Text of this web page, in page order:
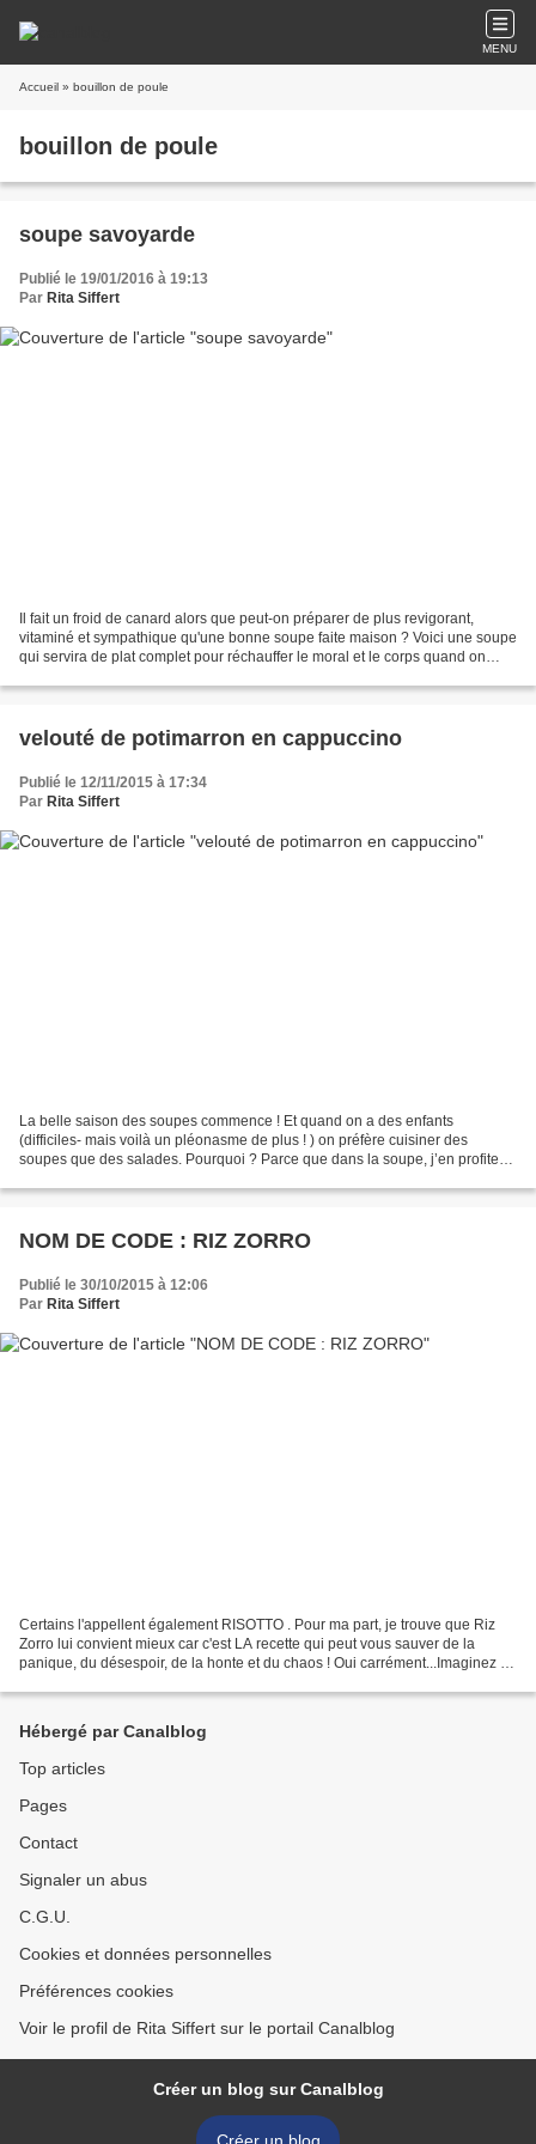
MENU
Accueil » bouillon de poule
bouillon de poule
soupe savoyarde
Publié le 19/01/2016 à 19:13
Par Rita Siffert
Il fait un froid de canard alors que peut-on préparer de plus revigorant,
vitaminé et sympathique qu'une bonne soupe faite maison ? Voici une soupe
qui servira de plat complet pour réchauffer le moral et le corps quand on
velouté de potimarron en cappuccino
Publié le 12/11/2015 à 17:34
Par Rita Siffert
La belle saison des soupes commence ! Et quand on a des enfants
(difficiles- mais voilà un pléonasme de plus ! ) on préfère cuisiner des
soupes que des salades. Pourquoi ? Parce que dans la soupe, j’en profite
NOM DE CODE : RIZ ZORRO
Publié le 30/10/2015 à 12:06
Par Rita Siffert
Certains l'appellent également RISOTTO . Pour ma part, je trouve que Riz
Zorro lui convient mieux car c'est LA recette qui peut vous sauver de la
panique, du désespoir, de la honte et du chaos ! Oui carrément...Imaginez un
Hébergé par Canalblog
Top articles
Pages
Contact
Signaler un abus
C.G.U.
Cookies et données personnelles
Préférences cookies
Voir le profil de Rita Siffert sur le portail Canalblog
Créer un blog sur Canalblog